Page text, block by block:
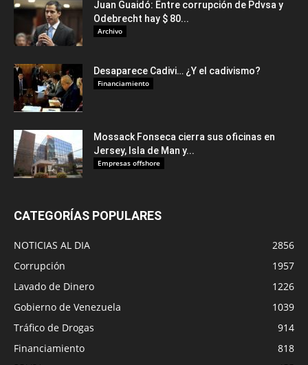
Juan Guaidó: Entre corrupción de Pdvsa y
Odebrecht hay $ 80...
Archivo
Desaparece Cadivi… ¿Y el cadivismo?
Financiamiento
Mossack Fonseca cierra sus oficinas en
Jersey, Isla de Man y...
Empresas offshore
CATEGORÍAS POPULARES
NOTICIAS AL DIA
2856
Corrupción
1957
Lavado de Dinero
1226
Gobierno de Venezuela
1039
Tráfico de Drogas
914
Financiamiento
818